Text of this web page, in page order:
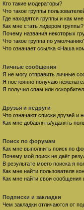
Кто такие модераторы?
Что такое группы
Где находятся группы и как
Как мне стать лидером группы?
Почему названия некоторых
Что такое группа по
Что означает ссылка «Наша
Личные сообщения
Я не могу отправить личные
Я постоянно получаю
Я получил спам или
Друзья и недруги
Что означают списки друзей и
Как мне добавлять/удалять
Поиск по форумам
Как мне выполнить поиск по
Почему мой поиск не даёт
В результате моего поиска я
Как мне найти пользователя
Как мне найти свои
Подписки и закладки
Чем закладки отличаются от